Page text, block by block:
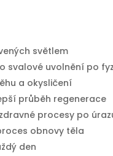
světlem
svalové uvolnění po
a okysličení
průběh regenerace
procesy po
obnovy těla
den